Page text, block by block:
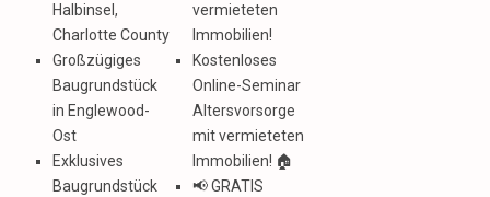
Halbinsel,
Charlotte County
Großzügiges
Baugrundstück
in Englewood-
Ost
Exklusives
Baugrundstück
vermieteten
Immobilien!
Kostenloses
Online-Seminar
Altersvorsorge
mit vermieteten
Immobilien! 🏠
📢 GRATIS